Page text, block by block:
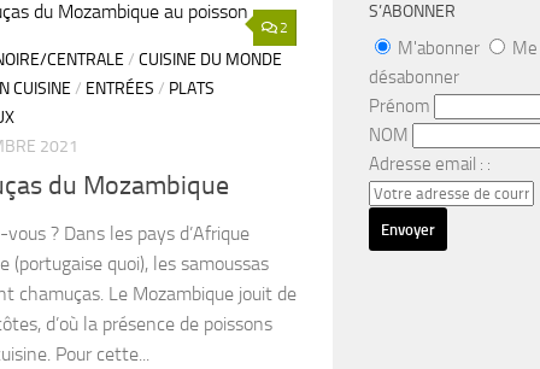
2
CENTRALE / CUISINE DU MONDE
CUISINE / ENTRÉES / PLATS
2021
du Mozambique
vous ? Dans les pays d’Afrique
(portugaise quoi), les samoussas
chamuças. Le Mozambique jouit de
d’où la présence de poissons
Pour cette...
S’ABONNER
M'abonner
Me
désabonner
Prénom
NOM
Adresse email : :